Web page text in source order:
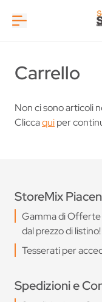
Carrello
Non ci sono articoli
Cliccaquiper
StoreMix
Gamma di Offerte
dal prezzo di listino!
Tesserati per
Spedizioni e